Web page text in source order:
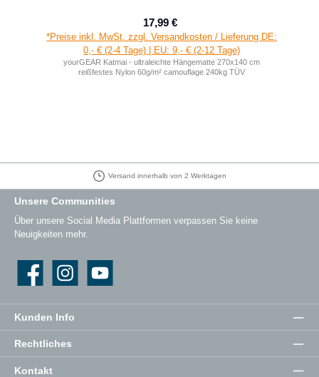
Verkaufspreis:
17,99 €
*Preise inkl. MwSt. zzgl. Versandkosten / Lieferung DE:
0,- € (2-4 Tage) | EU: 9,- € (2-12 Tage)
yourGEAR Katmai - ultraleichte Hängematte 270x140 cm
reißfestes Nylon 60g/m² camouflage 240kg TÜV
Versand innerhalb von 2 Werktagen
Kunden Info
Rechtliches
Kontakt
Unsere Communities
Über unsere Social Media Plattformen verpassen Sie keine
Neuigkeiten mehr.
Instagram YouTube